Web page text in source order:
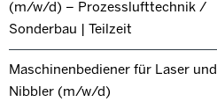
(m/w/d) – Prozesslufttechnik /
Sonderbau | Teilzeit
Maschinenbediener für Laser und
Nibbler (m/w/d)